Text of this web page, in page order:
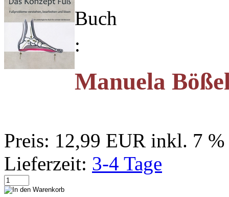
Buch
:
Manuela
Preis: 12,99 EUR inkl. 7
Lieferzeit: 3-4 Tage